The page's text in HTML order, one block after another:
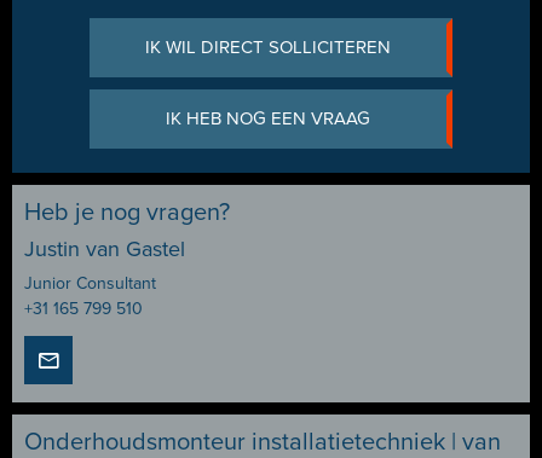
IK WIL DIRECT SOLLICITEREN
IK HEB NOG EEN VRAAG
Heb je nog vragen?
Justin van Gastel
Junior Consultant
+31 165 799 510
Onderhoudsmonteur installatietechniek | van